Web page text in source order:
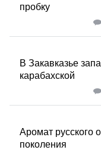
пробку
В Закавказье
карабахской
Аромат русского
поколения